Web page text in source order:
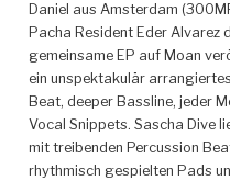
Daniel aus Amsterdam
Pacha Resident Eder Alvarez
gemeinsame EP auf Moan
ein unspektakulär
Beat, deeper Bassline, jeder
Vocal Snippets. Sascha Dive
mit treibenden Percussion
rhythmisch gespielten Pads